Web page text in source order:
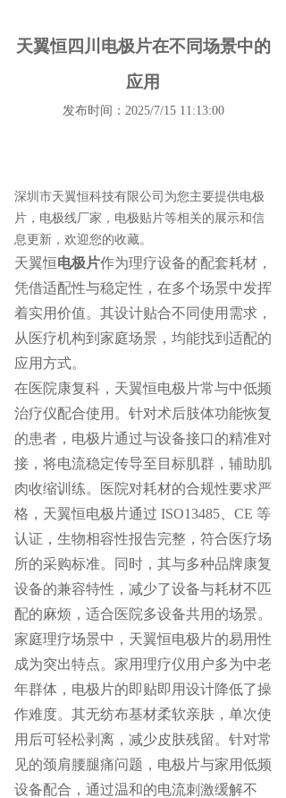
天翼恒四川电极片在不同场景中的
应用
发布时间：2025/7/15 11:13:00
深圳市天翼恒科技有限公司为您主要提供电极
片 ，电极线厂家，电极贴片等相关的展示和信
息更新，欢迎您的收藏。
天翼恒电极片作为理疗设备的配套耗材，
凭借适配性与稳定性，在多个场景中发挥
着实用价值。其设计贴合不同使用需求，
从医疗机构到家庭场景，均能找到适配的
应用方式。
在医院康复科，天翼恒电极片常与中低频
治疗仪配合使用。针对术后肢体功能恢复
的患者，电极片通过与设备接口的精准对
接，将电流稳定传导至目标肌群，辅助肌
肉收缩训练。医院对耗材的合规性要求严
格，天翼恒电极片通过 ISO13485、CE 等
认证，生物相容性报告完整，符合医疗场
所的采购标准。同时，其与多种品牌康复
设备的兼容特性，减少了设备与耗材不匹
配的麻烦，适合医院多设备共用的场景。
家庭理疗场景中，天翼恒电极片的易用性
成为突出特点。家用理疗仪用户多为中老
年群体，电极片的即贴即用设计降低了操
作难度。其无纺布基材柔软亲肤，单次使
用后可轻松剥离，减少皮肤残留。针对常
见的颈肩腰腿痛问题，电极片与家用低频
设备配合，通过温和的电流刺激缓解不